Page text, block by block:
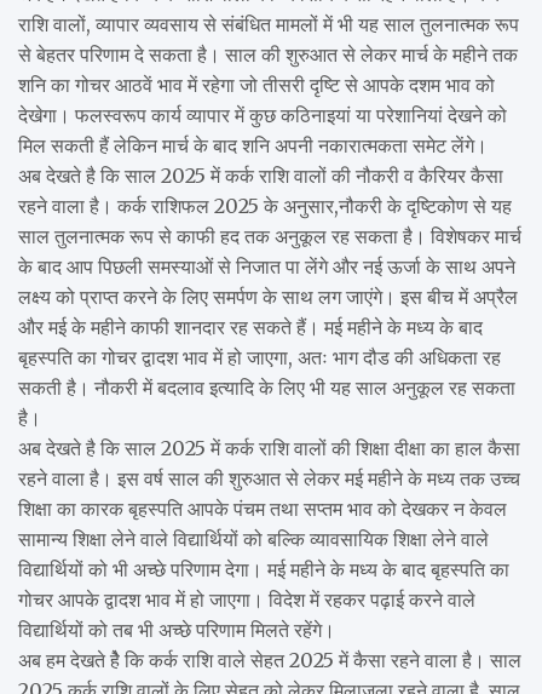
राशि वालों, व्यापार व्यवसाय से संबंधित मामलों में भी यह साल तुलनात्मक रूप
से बेहतर परिणाम दे सकता है। साल की शुरुआत से लेकर मार्च के महीने तक
शनि का गोचर आठवें भाव में रहेगा जो तीसरी दृष्टि से आपके दशम भाव को
देखेगा। फलस्वरूप कार्य व्यापार में कुछ कठिनाइयां या परेशानियां देखने को
मिल सकती हैं लेकिन मार्च के बाद शनि अपनी नकारात्मकता समेट लेंगे।
अब देखते है कि साल 2025 में कर्क राशि वालों की नौकरी व कैरियर कैसा
रहने वाला है। कर्क राशिफल 2025 के अनुसार,नौकरी के दृष्टिकोण से यह
साल तुलनात्मक रूप से काफी हद तक अनुकूल रह सकता है। विशेषकर मार्च
के बाद आप पिछली समस्याओं से निजात पा लेंगे और नई ऊर्जा के साथ अपने
लक्ष्य को प्राप्त करने के लिए समर्पण के साथ लग जाएंगे। इस बीच में अप्रैल
और मई के महीने काफी शानदार रह सकते हैं। मई महीने के मध्य के बाद
बृहस्पति का गोचर द्वादश भाव में हो जाएगा, अतः भाग दौड की अधिकता रह
सकती है। नौकरी में बदलाव इत्यादि के लिए भी यह साल अनुकूल रह सकता
है।
अब देखते है कि साल 2025 में कर्क राशि वालों की शिक्षा दीक्षा का हाल कैसा
रहने वाला है। इस वर्ष साल की शुरुआत से लेकर मई महीने के मध्य तक उच्च
शिक्षा का कारक बृहस्पति आपके पंचम तथा सप्तम भाव को देखकर न केवल
सामान्य शिक्षा लेने वाले विद्यार्थियों को बल्कि व्यावसायिक शिक्षा लेने वाले
विद्यार्थियों को भी अच्छे परिणाम देगा। मई महीने के मध्य के बाद बृहस्पति का
गोचर आपके द्वादश भाव में हो जाएगा। विदेश में रहकर पढ़ाई करने वाले
विद्यार्थियों को तब भी अच्छे परिणाम मिलते रहेंगे।
अब हम देखते हेै कि कर्क राशि वाले सेहत 2025 में कैसा रहने वाला है। साल